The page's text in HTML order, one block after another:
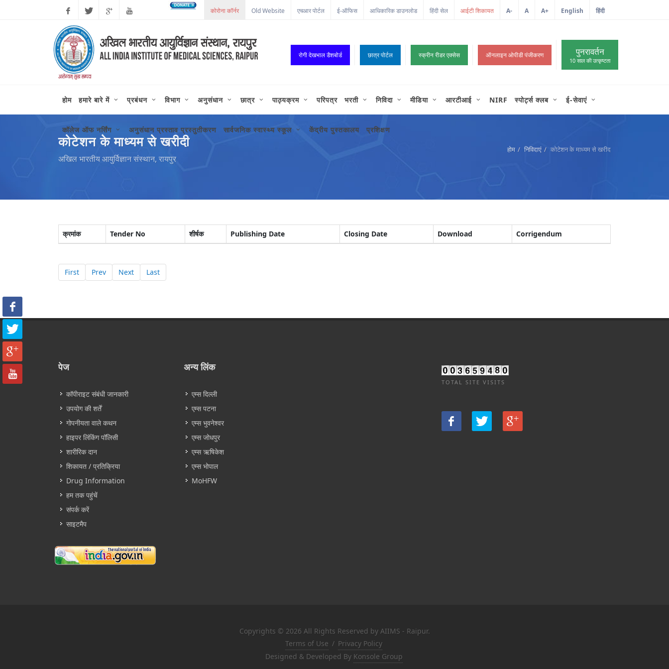
FacebookTwitter
Plus
कोरोना कॉर्नर Old Website एचआर पोर्टल ई-ऑफिस आधिकारिक डाउनलोड हिंदी सेल आईटी शिकायत A- A A+ English हिंदी
रोगी देखभाल डैशबोर्ड छात्र पोर्टल स्क्रीन रीडर एक्सेस ऑनलाइन ओपीडी पंजीकरण पुनरावर्तन
10 साल की उत्कृष्टता
होम हमारे बारे में प्रबंधन विभाग अनुसंधान छात्र पाठ्यक्रम परिपत्र भरती निविदा मीडिया आरटीआई NIRF स्पोर्ट्स क्लब ई-सेवाएं
कॉलेज ऑफ नर्सिंग अनुसंधान प्रस्ताव प्रस्तुतीकरण सार्वजनिक स्वास्थ्य स्कूल केंद्रीय पुस्तकालय प्रशिक्षण
कोटेशन के माध्यम से खरीदी
अखिल भारतीय आयुर्विज्ञान संस्थान, रायपुर
होम निविदाएं कोटेशन के माध्यम से खरीद
क्रमांक Tender No शीर्षक Publishing Date Closing Date Download Corrigendum
First Prev Next Last
पेज
कॉपीराइट संबंधी जानकारी
उपयोग की शर्तें
गोपनीयता वाले कथन
हाइपर लिंकिंग पॉलिसी
शारीरिक दान
शिकायत / प्रतिक्रिया
Drug Information
हम तक पहुंचें
संपर्क करें
साइटमैप
अन्य लिंक
एम्स दिल्ली
एम्स पटना
एम्स भुवनेश्वर
एम्स जोधपुर
एम्स ऋषिकेश
एम्स भोपाल
MoHFW
TOTAL SITE VISITS
Copyrights © 2026 All Rights Reserved by AIIMS - Raipur.
Terms of Use / Privacy Policy
Designed & Developed By Konsole Group